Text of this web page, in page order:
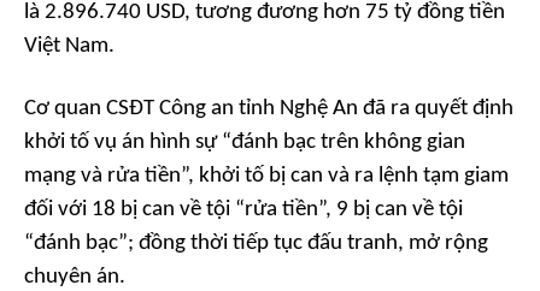
là 2.896.740 USD, tương đương hơn 75 tỷ đồng tiền
Việt Nam.
Cơ quan CSĐT Công an tỉnh Nghệ An đã ra quyết định
khởi tố vụ án hình sự “đánh bạc trên không gian
mạng và rửa tiền”, khởi tố bị can và ra lệnh tạm giam
đối với 18 bị can về tội “rửa tiền”, 9 bị can về tội
“đánh bạc”; đồng thời tiếp tục đấu tranh, mở rộng
chuyên án.